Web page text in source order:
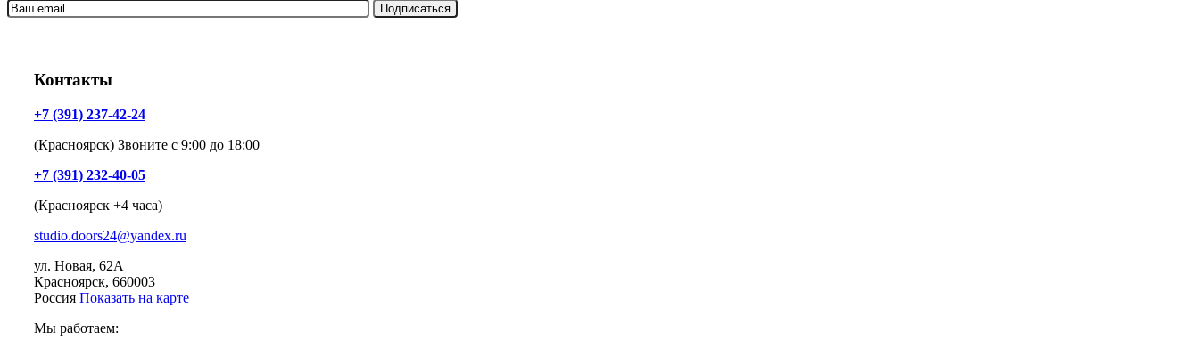
Контакты
+7 (391) 237-42-24
(Красноярск) Звоните с 9:00 до 18:00
+7 (391) 232-40-05
(Красноярск +4 часа)
studio.doors24@yandex.ru
ул. Новая, 62А
Красноярск, 660003
Россия Показать на карте
Мы работаем: